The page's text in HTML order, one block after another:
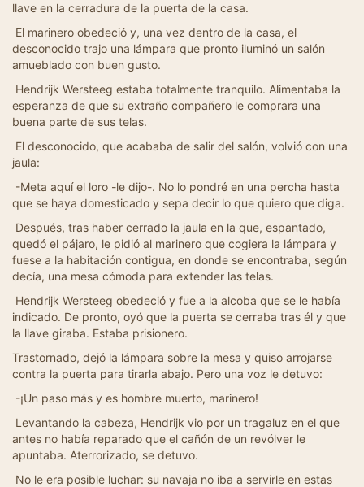
llave en la cerradura de la puerta de la casa.
El marinero obedeció y, una vez dentro de la casa, el
desconocido trajo una lámpara que pronto iluminó un salón
amueblado con buen gusto.
Hendrijk Wersteeg estaba totalmente tranquilo. Alimentaba la
esperanza de que su extraño compañero le comprara una
buena parte de sus telas.
El desconocido, que acababa de salir del salón, volvió con una
jaula:
-Meta aquí el loro -le dijo-. No lo pondré en una percha hasta
que se haya domesticado y sepa decir lo que quiero que diga.
Después, tras haber cerrado la jaula en la que, espantado,
quedó el pájaro, le pidió al marinero que cogiera la lámpara y
fuese a la habitación contigua, en donde se encontraba, según
decía, una mesa cómoda para extender las telas.
Hendrijk Wersteeg obedeció y fue a la alcoba que se le había
indicado. De pronto, oyó que la puerta se cerraba tras él y que
la llave giraba. Estaba prisionero.
Trastornado, dejó la lámpara sobre la mesa y quiso arrojarse
contra la puerta para tirarla abajo. Pero una voz le detuvo:
-¡Un paso más y es hombre muerto, marinero!
Levantando la cabeza, Hendrijk vio por un tragaluz en el que
antes no había reparado que el cañón de un revólver le
apuntaba. Aterrorizado, se detuvo.
No le era posible luchar: su navaja no iba a servirle en estas